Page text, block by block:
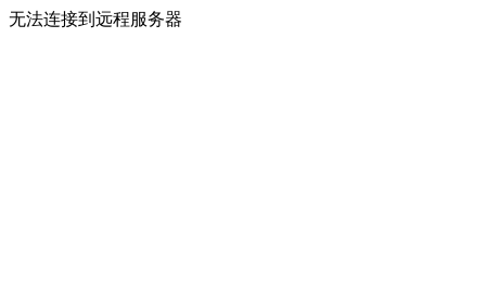
无法连接到远程服务器